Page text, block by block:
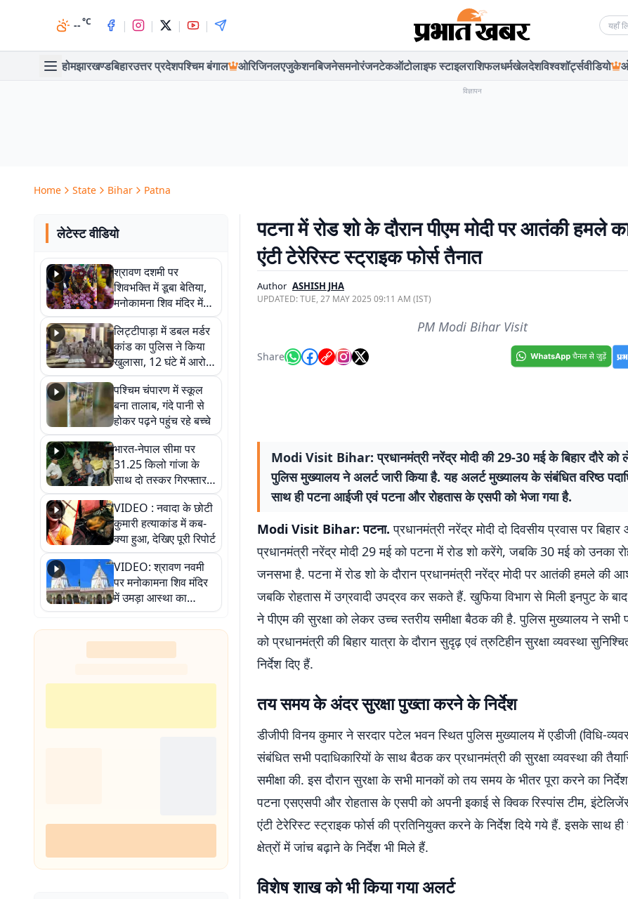
--°C | | | |
होमझारखण्डबिहारउत्तर प्रदेशपश्चिम बंगाल ओरिजिनलएजुकेशनबिजनेसमनोरंजनटेकऑटोलाइफ स्टाइलराशिफलधर्मखेलदेशविश्वशॉर्ट्सवीडियो
विज्ञापन
Home State Bihar Patna
लेटेस्ट वीडियो
श्रावण दशमी पर
शिवभक्ति में डूबा बेतिया,
मनोकामना शिव मंदिर में
हुआ भव्य श्रृंगार
लिट्टीपाड़ा में डबल मर्डर
कांड का पुलिस ने किया
खुलासा, 12 घंटे में आरोपी
गिरफ्तार
पश्चिम चंपारण में स्कूल
बना तालाब, गंदे पानी से
होकर पढ़ने पहुंच रहे बच्चे
भारत-नेपाल सीमा पर
31.25 किलो गांजा के
साथ दो तस्कर गिरफ्तार,
नेपाली नंबर की बाइक
जब्त
VIDEO : नवादा के छोटी
कुमारी हत्याकांड में कब-
क्या हुआ, देखिए पूरी रिपोर्ट
VIDEO: श्रावण नवमी
पर मनोकामना शिव मंदिर
में उमड़ा आस्था का
सैलाब, हर-हर महादेव के
जयघोष से गूंजा परिसर
पटना में रोड शो के दौरान पीएम मोदी पर आतंकी हमले
एंटी टेरेरिस्ट स्ट्राइक फोर्स तैनात
Author ASHISH JHA
UPDATED:TUE, 27 MAY 2025 09:11 AM (IST)
PM Modi Bihar Visit
Share
Modi Visit Bihar: प्रधानमंत्री नरेंद्र मोदी की 29-30 मई के बिहार दौरे को
पुलिस मुख्यालय ने अलर्ट जारी किया है. यह अलर्ट मुख्यालय के संबंधित वरिष्ठ
साथ ही पटना आईजी एवं पटना और रोहतास के एसपी को भेजा गया है.
Modi Visit Bihar: पटना. प्रधानमंत्री नरेंद्र मोदी दो दिवसीय प्रवास पर
प्रधानमंत्री नरेंद्र मोदी 29 मई को पटना में रोड शो करेंगे, जबकि 30 मई को उनका
जनसभा है. पटना में रोड शो के दौरान प्रधानमंत्री नरेंद्र मोदी पर आतंकी हमले की
जबकि रोहतास में उग्रवादी उपद्रव कर सकते हैं. खुफिया विभाग से मिली इनपुट के बाद
ने पीएम की सुरक्षा को लेकर उच्च स्तरीय समीक्षा बैठक की है. पुलिस मुख्यालय ने सभी
को प्रधानमंत्री की बिहार यात्रा के दौरान सुदृढ़ एवं त्रुटिहीन सुरक्षा व्यवस्था
निर्देश दिए हैं.
तय समय के अंदर सुरक्षा पुख्ता करने के निर्देश
डीजीपी विनय कुमार ने सरदार पटेल भवन स्थित पुलिस मुख्यालय में एडीजी (विधि-
संबंधित सभी पदाधिकारियों के साथ बैठक कर प्रधानमंत्री की सुरक्षा व्यवस्था की
समीक्षा की. इस दौरान सुरक्षा के सभी मानकों को तय समय के भीतर पूरा करने का निर्देश
पटना एसएसपी और रोहतास के एसपी को अपनी इकाई से क्विक रिस्पांस टीम,
एंटी टेरेरिस्ट स्ट्राइक फोर्स की प्रतिनियुक्त करने के निर्देश दिये गये हैं. इसके साथ ही
क्षेत्रों में जांच बढ़ाने के निर्देश भी मिले हैं.
विशेष शाख को भी किया गया अलर्ट